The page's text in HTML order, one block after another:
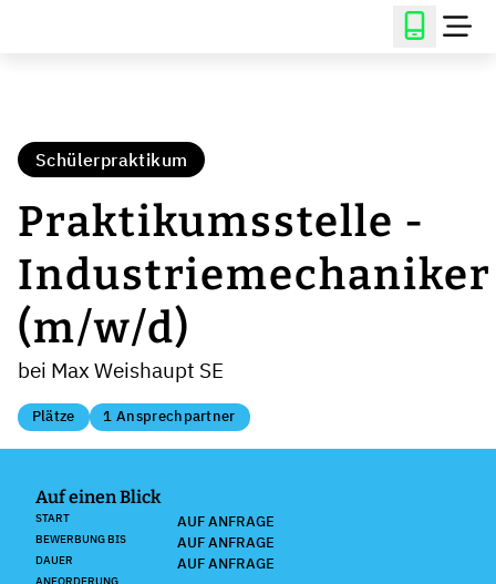
Schülerpraktikum
Praktikumsstelle -
Industriemechaniker
(m/w/d)
bei Max Weishaupt SE
Plätze 1 Ansprechpartner
Auf einen Blick
START AUF ANFRAGE
BEWERBUNG BIS AUF ANFRAGE
DAUER AUF ANFRAGE
ANFORDERUNG